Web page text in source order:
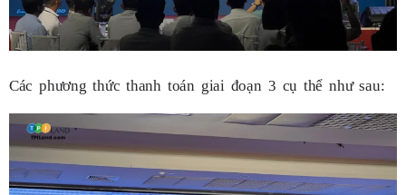
Các phương thức thanh toán giai đoạn 3 cụ thể như sau: